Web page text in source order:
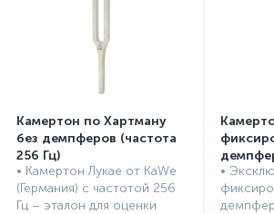
Камертон по Хартману
без демпферов (частота
256 Гц)
Камертоны KaWe по
Хартману
• Камертон Лукае от KaWe
(Германия) с частотой 256
Гц – эталон для оценки
•